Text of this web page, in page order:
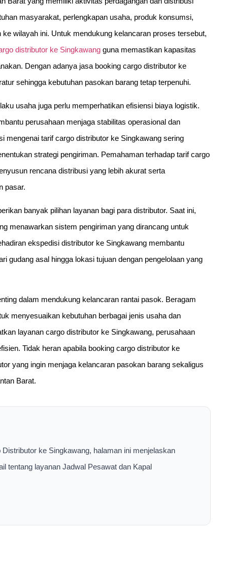
masyarakat, perlengkapan usaha, produk konsumsi,
wilayah ini. Untuk mendukung kelancaran proses tersebut,
distributor ke Singkawang guna memastikan kapasitas
Dengan adanya jasa booking cargo distributor ke
sehingga kebutuhan pasokan barang tetap terpenuhi.
usaha juga perlu memperhatikan efisiensi biaya logistik.
perusahaan menjaga stabilitas operasional dan
mengenai tarif cargo distributor ke Singkawang sering
strategi pengiriman. Pemahaman terhadap tarif cargo
rencana distribusi yang lebih akurat serta
pasar.
banyak pilihan layanan bagi para distributor. Saat ini,
menawarkan sistem pengiriman yang dirancang untuk
ekspedisi distributor ke Singkawang membantu
gudang asal hingga lokasi tujuan dengan pengelolaan yang
dalam mendukung kelancaran rantai pasok. Beragam
menyesuaikan kebutuhan berbagai jenis usaha dan
layanan cargo distributor ke Singkawang, perusahaan
Tidak heran apabila booking cargo distributor ke
yang ingin menjaga kelancaran pasokan barang sekaligus
Barat.
ke Singkawang, halaman ini menjelaskan
tentang layanan Jadwal Pesawat dan Kapal